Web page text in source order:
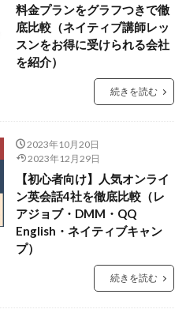
料金プランをグラフつきで徹
底比較（ネイティブ講師レッ
スンをお得に受けられる会社
を紹介）
続きを読む
2023年10月20日
2023年12月29日
【初心者向け】人気オンライ
ン英会話4社を徹底比較（レ
アジョブ・DMM・QQ
English・ネイティブキャン
プ）
続きを読む